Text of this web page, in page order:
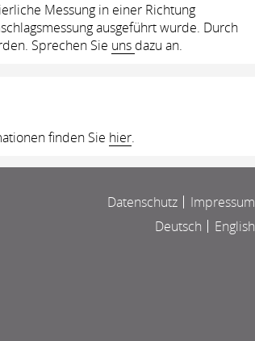
Messung in einer Richtung
ausgeführt wurde. Durch
Sprechen Sie uns dazu an.
finden Sie hier.
Datenschutz
Impressum
Deutsch
English